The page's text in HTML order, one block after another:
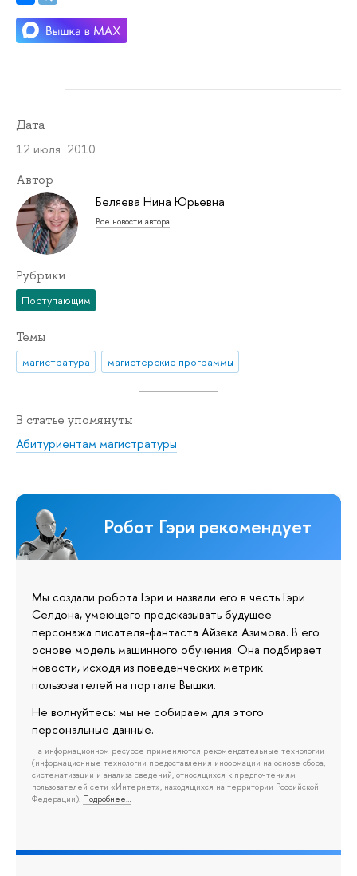
Дата
12 июля 2010
Автор
Беляева Нина Юрьевна
Все новости автора
Рубрики
Поступающим
Темы
магистратура магистерские программы
В статье упомянуты
Абитуриентам магистратуры
Робот Гэри рекомендует
Мы создали робота Гэри и назвали его в честь Гэри
Селдона, умеющего предсказывать будущее
персонажа писателя-фантаста Айзека Азимова. В его
основе модель машинного обучения. Она подбирает
новости, исходя из поведенческих метрик
пользователей на портале Вышки.
Не волнуйтесь: мы не собираем для этого
персональные данные.
На информационном ресурсе применяются рекомендательные технологии
(информационные технологии предоставления информации на основе сбора,
систематизации и анализа сведений, относящихся к предпочтениям
пользователей сети «Интернет», находящихся на территории Российской
Федерации). Подробнее…